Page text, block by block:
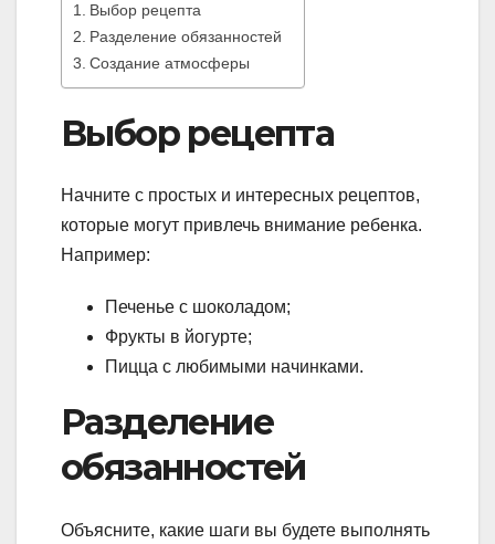
Выбор рецепта
Разделение обязанностей
Создание атмосферы
Выбор рецепта
Начните с простых и интересных рецептов,
которые могут привлечь внимание ребенка.
Например:
Печенье с шоколадом;
Фрукты в йогурте;
Пицца с любимыми начинками.
Разделение
обязанностей
Объясните, какие шаги вы будете выполнять